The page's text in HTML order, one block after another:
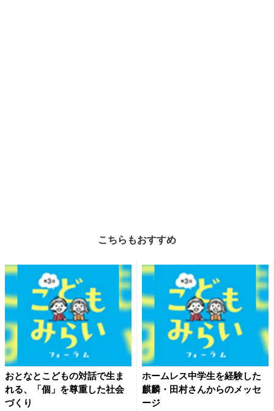
こちらもおすすめ
おとなとこどもの対話で生ま
れる、「個」を尊重した社会
づくり
ホームレス中学生を経験した
麒麟・田村さんからのメッセ
ージ